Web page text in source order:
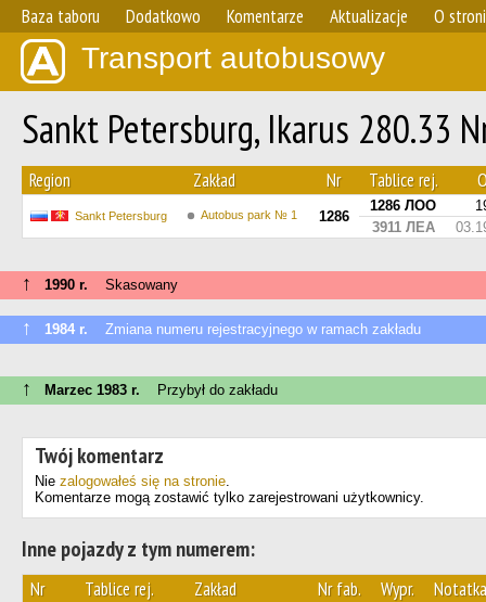
Baza taboru Dodatkowo Komentarze Aktualizacje O
Transport autobusowy
Sankt Petersburg, Ikarus 280.33
Region Zakład Nr Tablice rej.
Sankt Petersburg Autobus park № 1 1286
1286 ЛОО
3911 ЛЕА
↑ 1990 r. Skasowany
↑ 1984 r. Zmiana numeru rejestracyjnego w ramach zakładu
↑ Marzec 1983 r. Przybył do zakładu
Twój komentarz
Nie zalogowałeś się na stronie.
Komentarze mogą zostawić tylko zarejestrowani użytkownicy.
Inne pojazdy z tym numerem:
Nr Tablice rej. Zakład Nr fab. Wypr. Notatka